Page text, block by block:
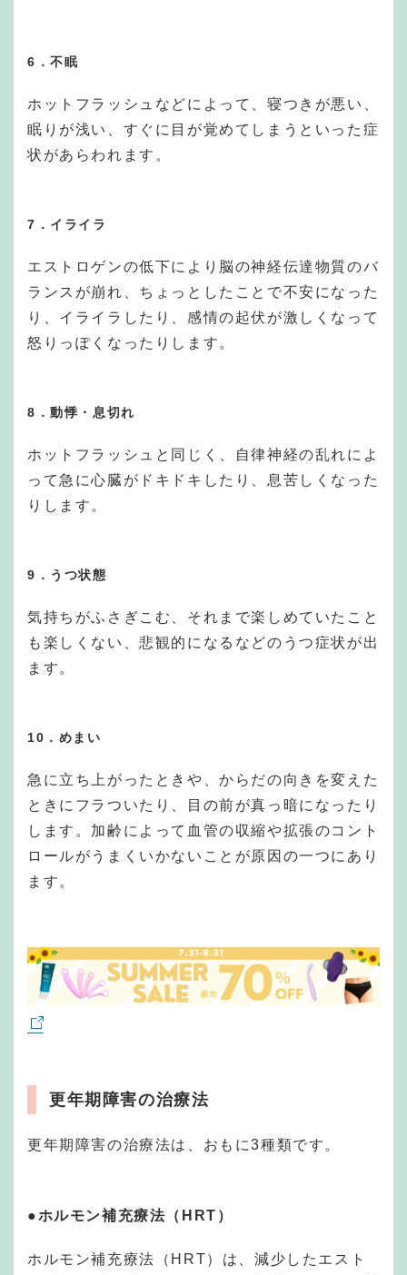
6．不眠
ホットフラッシュなどによって、寝つきが悪い、
眠りが浅い、すぐに目が覚めてしまうといった症
状があらわれます。
7．イライラ
エストロゲンの低下により脳の神経伝達物質のバ
ランスが崩れ、ちょっとしたことで不安になった
り、イライラしたり、感情の起伏が激しくなって
怒りっぽくなったりします。
8．動悸・息切れ
ホットフラッシュと同じく、自律神経の乱れによ
って急に心臓がドキドキしたり、息苦しくなった
りします。
9．うつ状態
気持ちがふさぎこむ、それまで楽しめていたこと
も楽しくない、悲観的になるなどのうつ症状が出
ます。
10．めまい
急に立ち上がったときや、からだの向きを変えた
ときにフラついたり、目の前が真っ暗になったり
します。加齢によって血管の収縮や拡張のコント
ロールがうまくいかないことが原因の一つにあり
ます。
更年期障害の治療法
更年期障害の治療法は、おもに3種類です。
●ホルモン補充療法（HRT）
ホルモン補充療法（HRT）は、減少したエスト